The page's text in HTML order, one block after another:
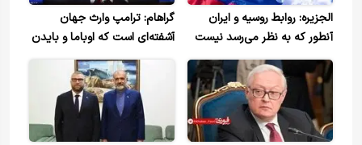
الجزیره: روابط روسیه و ایران
آنطور که به نظر می‌رسد نیست
/هدف مسکو تضمین عدم انزوا،
فرسایش یا شکست استراتژیک
ایران است
گراهام: ترامپ وارث جهان
آشفته‌ای است که اوباما و بایدن
درست کردند